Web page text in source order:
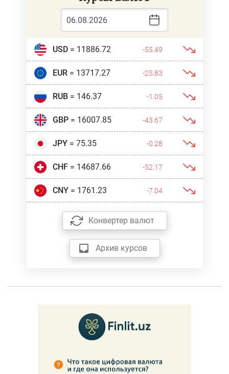
USD= 11886.72 -55.49
EUR= 13717.27 -25.83
RUB= 146.37 -1.05
GBP= 16007.85 -43.67
JPY= 75.35 -0.28
CHF= 14687.66 -52.17
CNY= 1761.23 -7.04
Конвертер валют
Архив курсов